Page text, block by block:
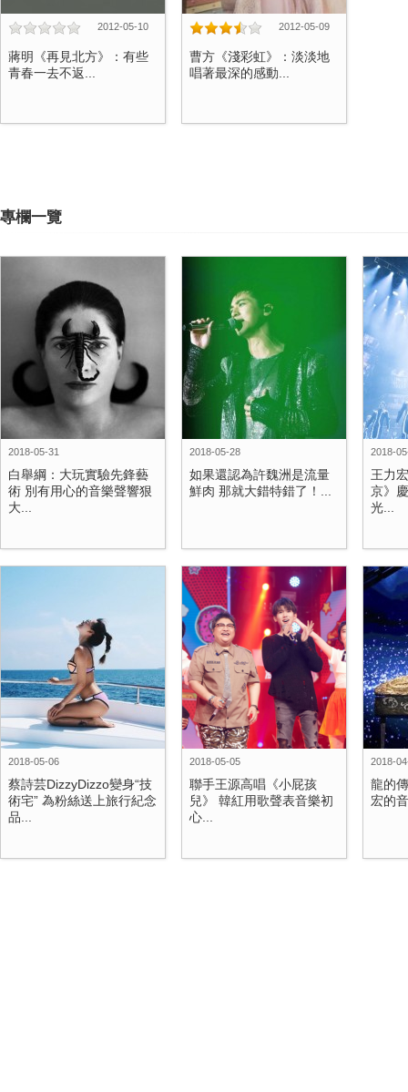
2012-05-10
蔣明《再見北方》：有些
青春一去不返...
2012-05-09
曹方《淺彩虹》：淡淡地
唱著最深的感動...
專欄一覽
2018-05-31
白舉綱：大玩實驗先鋒藝
術 別有用心的音樂聲響狠
大...
2018-05-28
如果還認為許魏洲是流量
鮮肉 那就大錯特錯了！...
2018-
王力
京》
光...
2018-05-06
蔡詩芸DizzyDizzo變身“技
術宅” 為粉絲送上旅行紀念
品...
2018-05-05
聯手王源高唱《小屁孩
兒》 韓紅用歌聲表音樂初
心...
2018-
龍的
宏的